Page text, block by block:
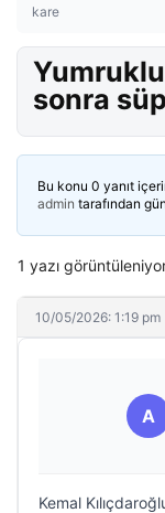
kare
Yumruklu
sonra
Bu konu 0 yanıt
admin tarafından
1 yazı
10/05/2026: 1:19 pm
A
Kemal